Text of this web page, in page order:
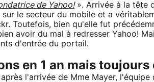
de Yahoo!». Arrivée à la tête
le secteur du mobile et a
Toutefois, bien qu'elle fut
avoir du mal à redresser Yahoo!
d'entrée du portail.
en 1 an mais toujours
l'arrivée de Mme Mayer, l'équipe